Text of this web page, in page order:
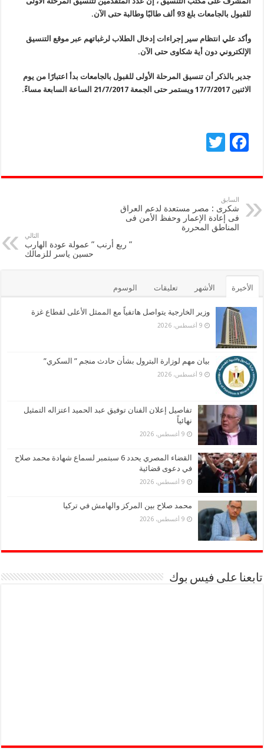
للقبول بالجامعات بلغ 93 ألف طالبًا وطالبة حتى الآن.
وأكد علي انتظام سير إجراءات إدخال الطلاب لرغباتهم عبر موقع التنسيق
الإلكتروني دون أية شكاوى حتى الآن.
جدير بالذكر أن تنسيق المرحلة الأولى للقبول بالجامعات بدأ اعتبارًا من يوم
الاثنين 17/7/2017 ويستمر حتى الجمعة 21/7/2017 الساعة السابعة مساءً.
F
e
b
o
o
tt
السابق
شكرى : مصر مستعدة لدعم العراق
فى إعادة الإعمار وحفظ الأمن فى
المناطق المحررة
التالي
” ربع أرنب ” عمولة عودة الهارب
حسين ياسر للزمالك
الأخيرة الأشهر تعليقات الوسوم
وزير الخارجية يتواصل هاتفياً مع الممثل الأعلى لقطاع غزة
9 أغسطس، 2026
بيان مهم لوزارة البترول بشأن حادث منجم ” السكري”
9 أغسطس، 2026
تفاصيل إعلان الفنان توفيق عبد الحميد اعتزاله التمثيل
نهائياً
9 أغسطس، 2026
القضاء المصري يحدد 6 سبتمبر لسماع شهادة محمد صلاح
في دعوى قضائية
9 أغسطس، 2026
محمد صلاح بين المركز والهامش في تركيا
9 أغسطس، 2026
تابعنا على فيس بوك